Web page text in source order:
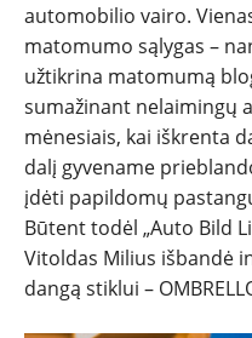
automobilio vairo.
matomumo sąlygas –
užtikrina matomumą
sumažinant nelaimingų
mėnesiais, kai iškrenta
dalį gyvename
įdėti papildomų
Būtent todėl „Auto Bild
Vitoldas Milius išbandė
dangą stiklui –